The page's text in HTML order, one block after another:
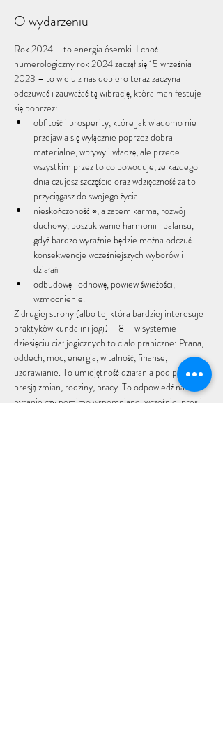
O wydarzeniu
Rok 2024 – to energia ósemki. I choć
numerologiczny rok 2024 zaczął się 15 września
2023 – to wielu z nas dopiero teraz zaczyna
odczuwać i zauważać tą wibrację, która manifestuje
się poprzez:
obfitość i prosperity, które jak wiadomo nie
przejawia się wyłącznie poprzez dobra
materialne, wpływy i władzę, ale przede
wszystkim przez to co powoduje, że każdego
dnia czujesz szczęście oraz wdzięczność za to
przyciągasz do swojego życia.
nieskończoność ∞, a zatem karma, rozwój
duchowy, poszukiwanie harmonii i balansu,
gdyż bardzo wyraźnie będzie można odczuć
konsekwencje wcześniejszych wyborów i
działań
odbudowę i odnowę, powiew świeżości,
wzmocnienie.
Z drugiej strony (albo tej która bardziej interesuje
praktyków kundalini jogi) – 8 – w systemie
dziesięciu ciał jogicznych to ciało praniczne: Prana,
oddech, moc, energia, witalność, finanse,
uzdrawianie. To umiejętność działania pod presją –
presją zmian, rodziny, pracy. To odpowiedź na
pytanie czy pomimo wspomnianej wcześniej presji